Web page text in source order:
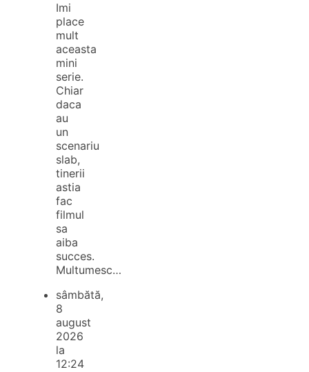
Imi
place
mult
aceasta
mini
serie.
Chiar
daca
au
un
scenariu
slab,
tinerii
astia
fac
filmul
sa
aiba
succes.
Multumesc…
sâmbătă,
8
august
2026
la
12:24